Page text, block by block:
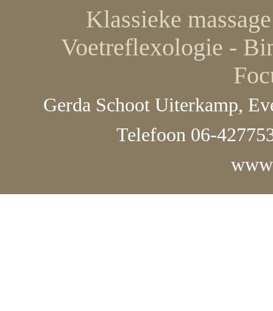
Klassieke
Voetreflexologie -
Gerda Schoot Uiterkamp,
Telefoon 06-